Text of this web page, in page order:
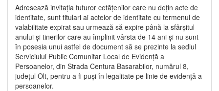
Adresează invitația tuturor cetățenilor care nu dețin acte de
identitate, sunt titulari ai actelor de identitate cu termenul de
valabilitate expirat sau urmează să expire până la sfârșitul
anului și tinerilor care au împlinit vârsta de 14 ani și nu sunt
în posesia unui astfel de document să se prezinte la sediul
Serviciului Public Comunitar Local de Evidență a
Persoanelor, din Strada Centura Basarabilor, numărul 8,
județul Olt, pentru a fi puși în legalitate pe linie de evidență a
persoanelor.